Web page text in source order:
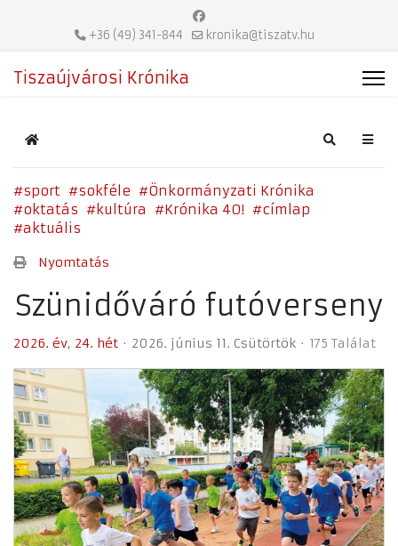
+36 (49) 341-844 kronika@tiszatv.hu
Tiszaújvárosi Krónika
Home Search
sport sokféle
Önkormányzati Krónika
oktatás
kultúra Krónika 40!
címlap
aktuális
Nyomtatás
Szünidőváró futóverseny
2026. év 24. hét 2026. június 11. Csütörtök 175 Találat